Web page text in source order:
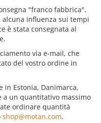
"franco fabbrica".
influenza sui tempi
è stata consegnata al
via e-mail, che
del vostro ordine in
in Estonia, Danimarca,
a un quantitativo massimo
ordinare quantità
shop@motan.com.